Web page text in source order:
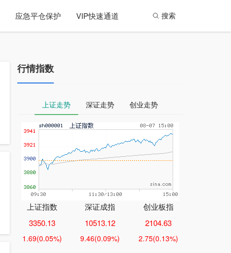
应急平仓保护 VIP快速通道 搜索
行情指数
上证走势 深证走势 创业走势
上证指数
3350.13
1.69(0.05%)
深证成指
10513.12
9.46(0.09%)
创业板指
2104.63
2.75(0.13%)